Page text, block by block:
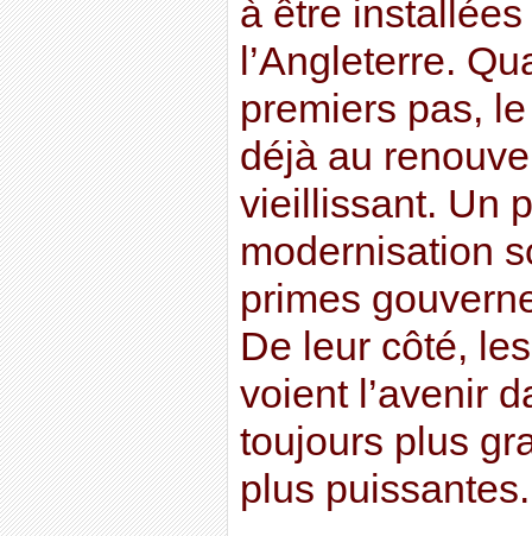
à être
l’Angleterre.
premiers pas,
déjà au
vieillissant. Un
modernisation
primes
De leur côté,
voient l’avenir
toujours plus
plus puissantes.